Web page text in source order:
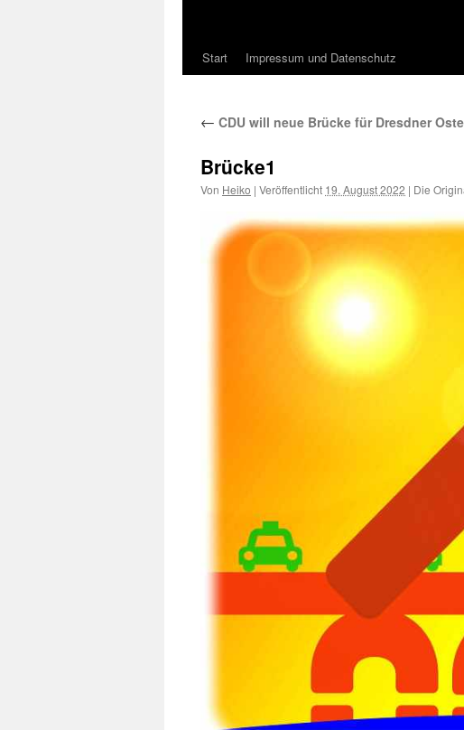
Start Impressum und Datenschutz
← CDU will neue Brücke für Dresdner
Brücke1
Von Heiko | Veröffentlicht 19. August 2022 | Die